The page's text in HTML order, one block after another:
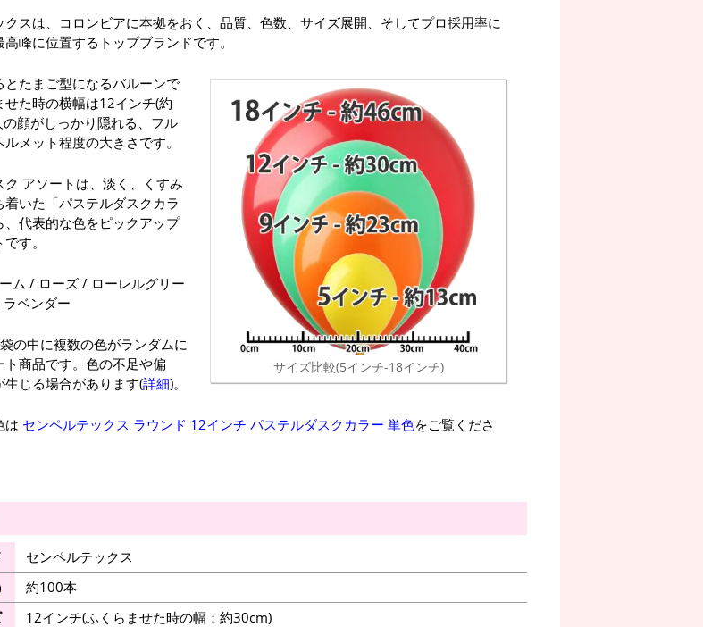
クスは、コロンビアに本拠をおく、品質、色数、サイズ展開、そしてプロ採用率に
峰に位置するトップブランドです。
サイズ比較(5インチ-18インチ)
とたまご型になるバルーンで
せた時の横幅は12インチ(約
顔がしっかり隠れる、フル
メット程度の大きさです。
ク アソートは、淡く、くすみ
着いた「パステルダスクカラ
、代表的な色をピックアップ
す。
ム / ローズ / ローレルグリー
ベンダー
の中に複数の色がランダムに
ト商品です。色の不足や偏
生じる場合があります(詳細)。
は センペルテックス ラウンド 12インチ パステルダスクカラー 単色をご覧くださ
センペルテックス
約100本
12インチ(ふくらませた時の幅：約30cm)